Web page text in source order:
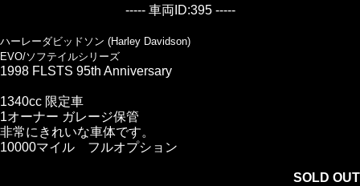
----- 車両ID:395 -----
ハーレーダビッドソン (Harley Davidson)
EVO/ソフテイルシリーズ
1998 FLSTS 95th Anniversary
1340cc 限定車
1オーナー ガレージ保管
非常にきれいな車体です。
10000マイル フルオプション
SOLD OUT